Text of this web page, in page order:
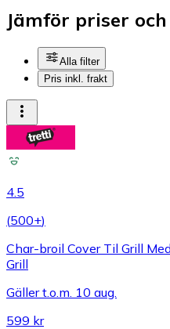
Jämför priser
Alla filter
Pris inkl. frakt
4.5
(500+)
Char-broil Cover Til Grill
Grill
Gäller t.o.m. 10 aug.
599 kr